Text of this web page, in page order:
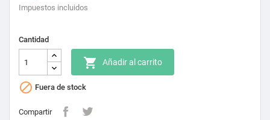
Impuestos incluidos
Cantidad
 Añadir al carrito
 Fuera de stock
Compartir